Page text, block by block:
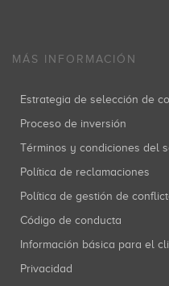
MÁS INFORMACIÓN
Estrategia de selección de
Proceso de inversión
Términos y condiciones del
Política de reclamaciones
Política de gestión de
Código de conducta
Información básica para el
Privacidad